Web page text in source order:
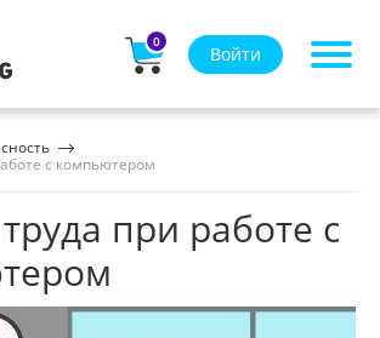
0
Войти
с компьютером
при работе с